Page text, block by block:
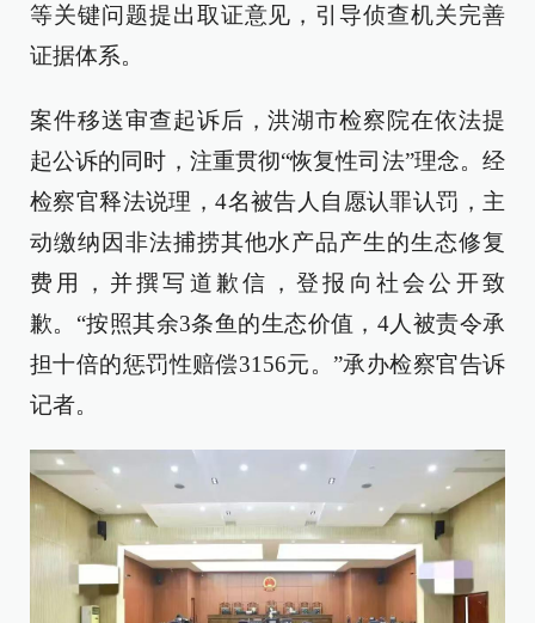
等关键问题提出取证意见，引导侦查机关完善
证据体系。
案件移送审查起诉后，洪湖市检察院在依法提
起公诉的同时，注重贯彻“恢复性司法”理念。经
检察官释法说理，4名被告人自愿认罪认罚，主
动缴纳因非法捕捞其他水产品产生的生态修复
费用，并撰写道歉信，登报向社会公开致
歉。“按照其余3条鱼的生态价值，4人被责令承
担十倍的惩罚性赔偿3156元。”承办检察官告诉
记者。